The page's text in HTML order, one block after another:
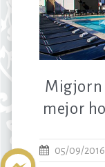
Migjorn
mejor
05/09/2016